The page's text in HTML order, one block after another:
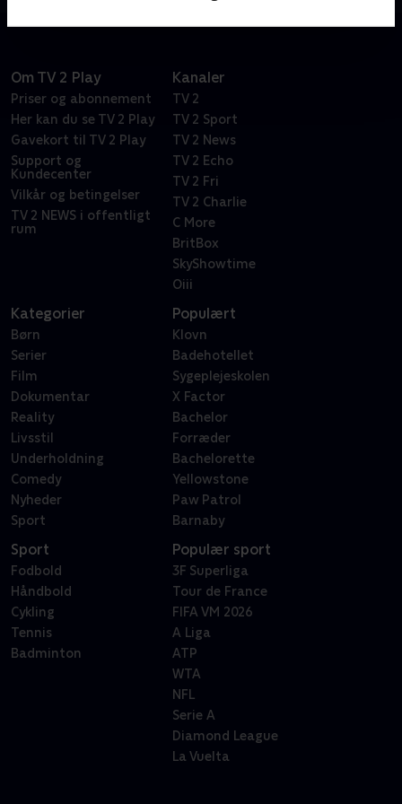
Om TV 2 Play
Priser og abonnement
Her kan du se TV 2 Play
Gavekort til TV 2 Play
Support og
Kundecenter
Vilkår og betingelser
TV 2 NEWS i offentligt
rum
Kanaler
TV 2
TV 2 Sport
TV 2 News
TV 2 Echo
TV 2 Fri
TV 2 Charlie
C More
BritBox
SkyShowtime
Oiii
Kategorier
Børn
Serier
Film
Dokumentar
Reality
Livsstil
Underholdning
Comedy
Nyheder
Sport
Populært
Klovn
Badehotellet
Sygeplejeskolen
X Factor
Bachelor
Forræder
Bachelorette
Yellowstone
Paw Patrol
Barnaby
Sport
Fodbold
Håndbold
Cykling
Tennis
Badminton
Populær sport
3F Superliga
Tour de France
FIFA VM 2026
A Liga
ATP
WTA
NFL
Serie A
Diamond League
La Vuelta